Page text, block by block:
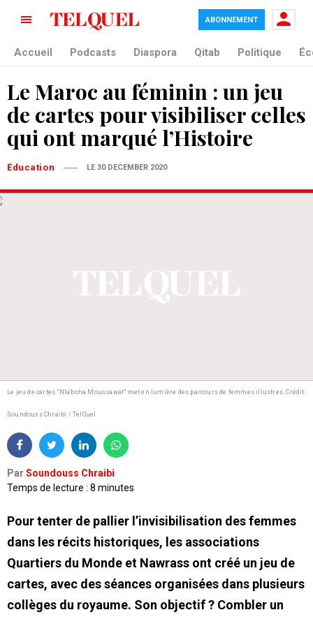
ABONNEMENT
Accueil Podcasts Diaspora Qitab Politique
Le Maroc au féminin : un jeu
de cartes pour visibiliser celles
qui ont marqué l’Histoire
Éducation LE 30 DECEMBER 2020
Le jeu de cartes "Nla'boha Moussawat" met en lumière des parcours de femmes illustres.Crédit:
Soundouss Chraibi / TelQuel
Par Soundouss Chraibi
Temps de lecture : 8 minutes
Pour tenter de pallier l’invisibilisation des femmes
dans les récits historiques, les associations
Quartiers du Monde et Nawrass ont créé un jeu de
cartes, avec des séances organisées dans plusieurs
collèges du royaume. Son objectif ? Combler un